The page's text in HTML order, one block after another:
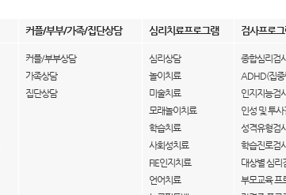
커플/부부/가족/집단상담 심리치료프로그램 검사프로
커플/부부상담
가족상담
집단상담
심리상담
놀이치료
미술치료
모래놀이치료
학습치료
사회성치료
FIE인지치료
언어치료
종합심리검
ADHD(집중
인지지능검
인성 및 투사
성격유형검
학습진로검
대상별 심리
부모교육 프